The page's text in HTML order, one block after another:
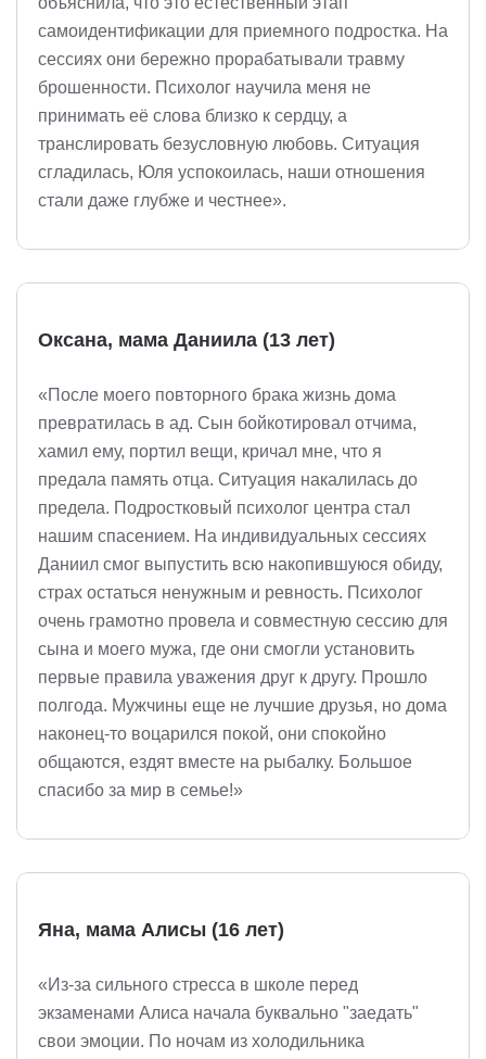
самоидентификации для приемного подростка. На
сессиях они бережно прорабатывали травму
брошенности. Психолог научила меня не
принимать её слова близко к сердцу, а
транслировать безусловную любовь. Ситуация
сгладилась, Юля успокоилась, наши отношения
стали даже глубже и честнее».
Оксана, мама Даниила (13 лет)
«После моего повторного брака жизнь дома
превратилась в ад. Сын бойкотировал отчима,
хамил ему, портил вещи, кричал мне, что я
предала память отца. Ситуация накалилась до
предела. Подростковый психолог центра стал
нашим спасением. На индивидуальных сессиях
Даниил смог выпустить всю накопившуюся обиду,
страх остаться ненужным и ревность. Психолог
очень грамотно провела и совместную сессию для
сына и моего мужа, где они смогли установить
первые правила уважения друг к другу. Прошло
полгода. Мужчины еще не лучшие друзья, но дома
наконец-то воцарился покой, они спокойно
общаются, ездят вместе на рыбалку. Большое
спасибо за мир в семье!»
Яна, мама Алисы (16 лет)
«Из-за сильного стресса в школе перед
экзаменами Алиса начала буквально "заедать"
свои эмоции. По ночам из холодильника